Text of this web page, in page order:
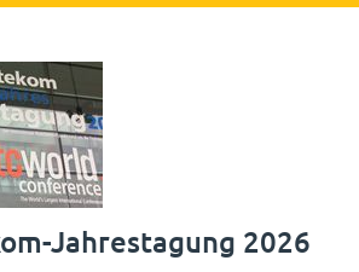
Jahrestagung 2026